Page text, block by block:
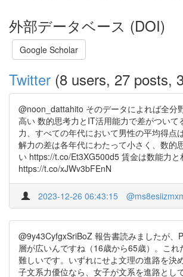
外部データベース (DOI)
Google Scholar
Twitter (8 users, 27 posts,
@noon_dattahito そのデータによれば全分
高い 数的思考力とIT活用能力で差がついて
力、すべての年代において男性の平均得点
解力の差は各年代にわたって小さく、数的
い https://t.co/Et3XG500d5 賃金は数能力と
https://t.co/xJWv3bFEnN
2023-12-26 06:43:15
@9y43CyfgxSriBoZ 報告書読みましたが、
層が広いんですね（16歳から65歳）。これ
難しいです。いずれにせよ文理の進路を決
子文系力優位なら、女子が文系を進路とし